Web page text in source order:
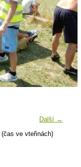
Další →
(čas ve vteřinách)